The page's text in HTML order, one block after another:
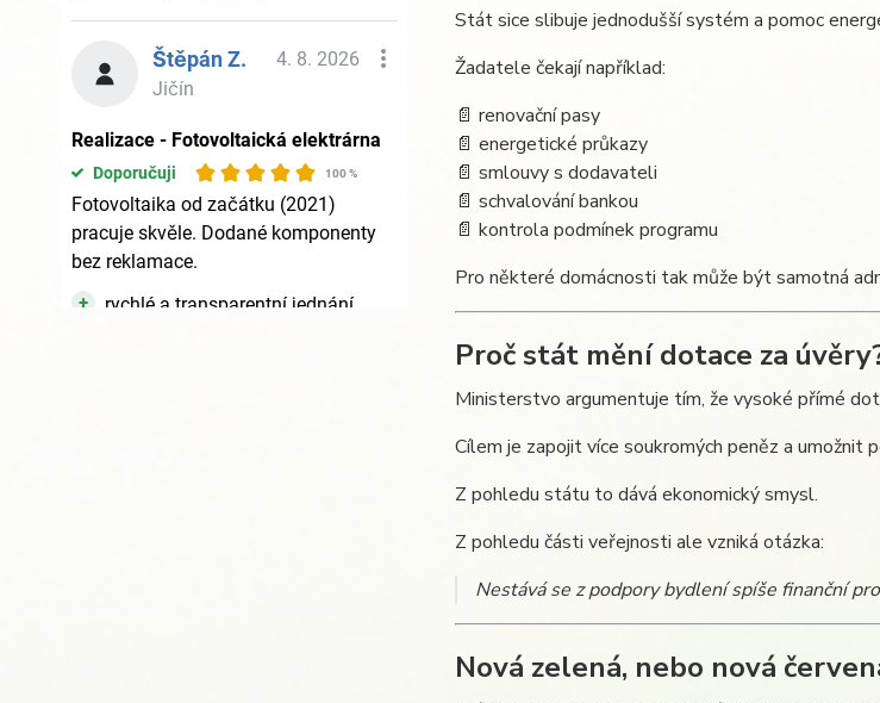
Stát sice slibuje jednodušší systém a pomoc
Žadatele čekají například:
📄 renovační pasy
📄 energetické průkazy
📄 smlouvy s dodavateli
📄 schvalování bankou
📄 kontrola podmínek programu
Pro některé domácnosti tak může být samotná
Proč stát mění dotace za
Ministerstvo argumentuje tím, že vysoké přímé
Cílem je zapojit více soukromých peněz a umožnit
Z pohledu státu to dává ekonomický smysl.
Z pohledu části veřejnosti ale vzniká otázka:
Nestává se z podpory bydlení spíše finanční
Nová zelená, nebo nová